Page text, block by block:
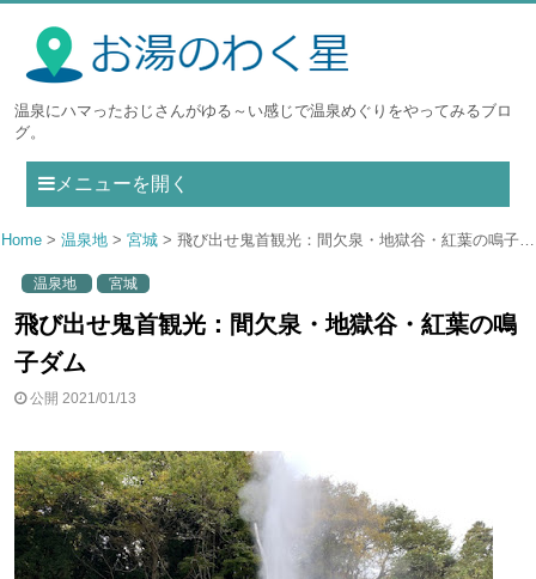
温泉にハマったおじさんがゆる～い感じで温泉めぐりをやってみるブロ
グ。
メニューを開く
Home 温泉地 宮城 飛び出せ鬼首観光：間欠泉・地獄谷・紅葉の鳴子ダム
温泉地 宮城
飛び出せ鬼首観光：間欠泉・地獄谷・紅葉の鳴
子ダム
公開 2021/01/13